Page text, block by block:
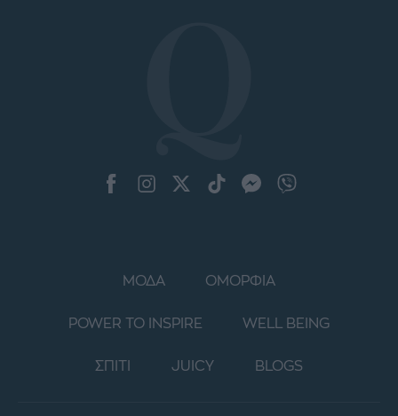
ΜΟΔΑ ΟΜΟΡΦΙΑ
POWER TO INSPIRE WELL BEING
ΣΠΙΤΙ JUICY BLOGS